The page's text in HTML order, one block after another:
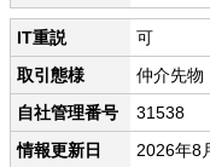
IT重説
可
取引態様
仲介先物
自社管理番号
31538
情報更新日
2026年8